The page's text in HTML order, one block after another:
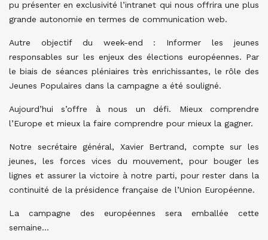
pu présenter en exclusivité l’intranet qui nous offrira une plus
grande autonomie en termes de communication web.
Autre objectif du week-end : Informer les jeunes
responsables sur les enjeux des élections européennes. Par
le biais de séances pléniaires très enrichissantes, le rôle des
Jeunes Populaires dans la campagne a été souligné.
Aujourd’hui s’offre à nous un défi. Mieux comprendre
l’Europe et mieux la faire comprendre pour mieux la gagner.
Notre secrétaire général, Xavier Bertrand, compte sur les
jeunes, les forces vices du mouvement, pour bouger les
lignes et assurer la victoire à notre parti, pour rester dans la
continuité de la présidence française de l’Union Européenne.
La campagne des européennes sera emballée cette
semaine…